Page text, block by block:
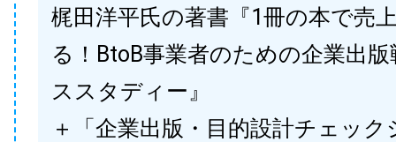
梶田洋平氏の著書『1冊の本で売
る！BtoB事業者のための企業出
ススタディー』
＋「企業出版・目的設計チェック